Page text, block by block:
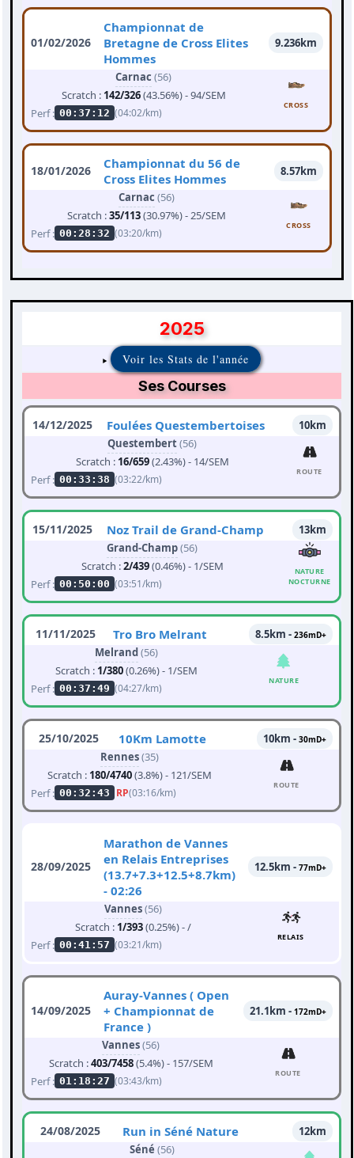
01/02/2026
Championnat de
Bretagne de Cross Elites
Hommes
9.236km
Carnac (56)
Scratch : 142/326(43.56%) - 94/SEM
Perf : 00:37:12 (04:02/km)
CROSS
18/01/2026
Championnat du 56 de
Cross Elites Hommes
8.57km
Carnac (56)
Scratch :35/113(30.97%) - 25/SEM
Perf : 00:28:32 (03:20/km)
CROSS
2025
Voir les Stats de l'année
Ses Courses
14/12/2025 Foulées Questembertoises
10km
Questembert(56)
Scratch : 16/659(2.43%) - 14/SEM
Perf : 00:33:38 (03:22/km)
ROUTE
15/11/2025 Noz Trail de Grand-Champ
13km
Grand-Champ(56)
Scratch :2/439(0.46%) - 1/SEM
Perf : 00:50:00 (03:51/km)
NATURE
NOCTURNE
11/11/2025 Tro Bro Melrant 8.5km - 236mD+
Melrand(56)
Scratch : 1/380(0.26%) - 1/SEM
Perf : 00:37:49 (04:27/km)
NATURE
25/10/2025 10Km Lamotte 10km - 30mD+
Rennes(35)
Scratch : 180/4740(3.8%) - 121/SEM
Perf : 00:32:43 RP(03:16/km)
ROUTE
28/09/2025
Marathon de Vannes
en Relais Entreprises
(13.7+7.3+12.5+8.7km)
- 02:26
12.5km - 77mD+
Vannes(56)
Scratch : 1/393(0.25%) - /
Perf : 00:41:57 (03:21/km)
RELAIS
14/09/2025
Auray-Vannes ( Open
+ Championnat de
France )
21.1km - 172mD+
Vannes(56)
Scratch :403/7458(5.4%) - 157/SEM
Perf : 01:18:27 (03:43/km)
ROUTE
24/08/2025 Run in Séné Nature
12km
Séné (56)